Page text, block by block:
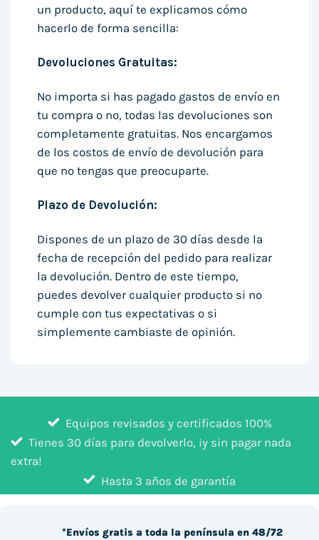
un producto, aquí te explicamos cómo
hacerlo de forma sencilla:
Devoluciones Gratuitas:
No importa si has pagado gastos de envío en
tu compra o no, todas las devoluciones son
completamente gratuitas. Nos encargamos
de los costos de envío de devolución para
que no tengas que preocuparte.
Plazo de Devolución:
Dispones de un plazo de 30 días desde la
fecha de recepción del pedido para realizar
la devolución. Dentro de este tiempo,
puedes devolver cualquier producto si no
cumple con tus expectativas o si
simplemente cambiaste de opinión.
Equipos revisados y certificados 100%
Tienes 30 días para devolverlo, ¡y sin pagar nada
extra!
Hasta 3 años de garantía
*Envíos gratis a toda la península en 48/72